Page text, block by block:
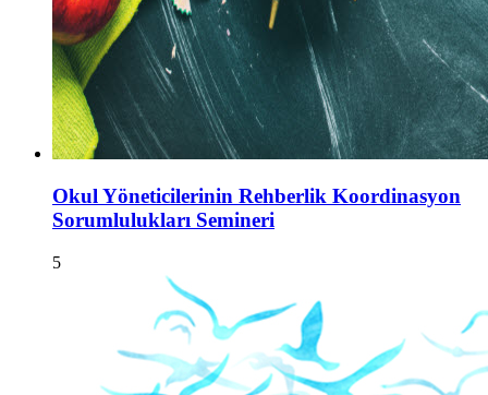
Okul Yöneticilerinin Rehberlik Koordinasyon
Sorumlulukları Semineri
5